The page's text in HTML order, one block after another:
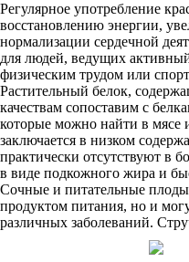
Регулярное употребление
восстановлению энергии,
нормализации сердечной
для людей, ведущих
физическим трудом или
Растительный белок,
качествам сопоставим с
которые можно найти в мясе
заключается в низком
практически отсутствуют в
в виде подкожного жира и
Сочные и питательные
продуктом питания, но и
различных заболеваний.